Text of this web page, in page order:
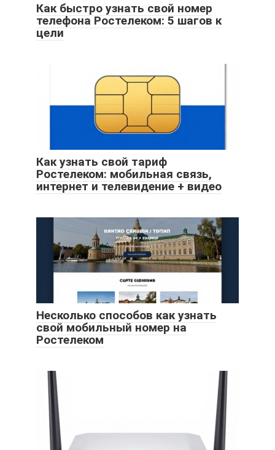
Как быстро узнать свой номер
телефона Ростелеком: 5 шагов к
цели
Как узнать свой тариф
Ростелеком: мобильная связь,
интернет и телевидение + видео
Несколько способов как узнать
свой мобильный номер на
Ростелеком